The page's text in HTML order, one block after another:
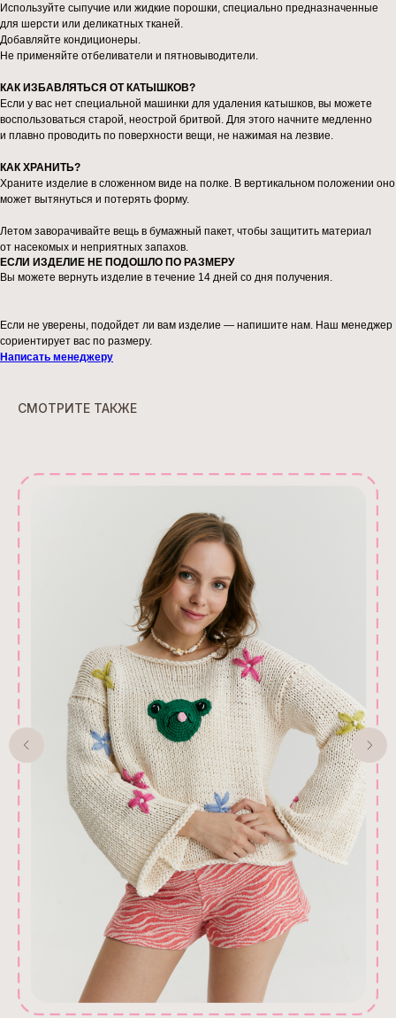
Используйте сыпучие или жидкие порошки, специально предназначенные
для шерсти или деликатных тканей.
Добавляйте кондиционеры.
Не применяйте отбеливатели и пятновыводители.
КАК ИЗБАВЛЯТЬСЯ ОТ КАТЫШКОВ?
Если у вас нет специальной машинки для удаления катышков, вы можете
воспользоваться старой, неострой бритвой. Для этого начните медленно
и плавно проводить по поверхности вещи, не нажимая на лезвие.
КАК ХРАНИТЬ?
Храните изделие в сложенном виде на полке. В вертикальном положении оно
может вытянуться и потерять форму.
Летом заворачивайте вещь в бумажный пакет, чтобы защитить материал
от насекомых и неприятных запахов.
ЕСЛИ ИЗДЕЛИЕ НЕ ПОДОШЛО ПО РАЗМЕРУ
Вы можете вернуть изделие в течение 14 дней со дня получения.
Если не уверены, подойдет ли вам изделие — напишите нам. Наш менеджер
сориентирует вас по размеру.
Написать менеджеру
СМОТРИТЕ ТАКЖЕ